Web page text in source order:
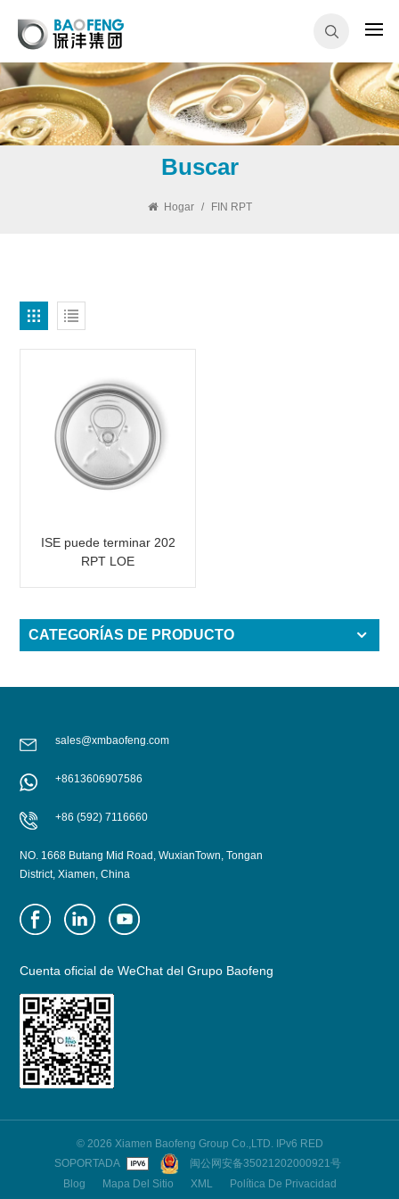
Buscar
Hogar / FIN RPT
ISE puede terminar 202
RPT LOE
CATEGORÍAS DE PRODUCTO
sales@xmbaofeng.com
+8613606907586
+86 (592) 7116660
NO. 1668 Butang Mid Road, WuxianTown, Tongan
District, Xiamen, China
Cuenta oficial de WeChat del Grupo Baofeng
© 2026 Xiamen Baofeng Group Co.,LTD. IPv6 RED
SOPORTADA
闽公网安备35021202000921号
Blog
Mapa Del Sitio XML Política De Privacidad